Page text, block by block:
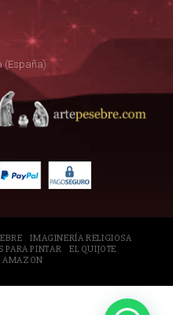
(España)
IMAGINERÍA RELIGIOSA
PARA PINTAR
EL QUIJOTE
AMAZON